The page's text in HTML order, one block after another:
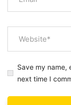
Save my name,
next time I